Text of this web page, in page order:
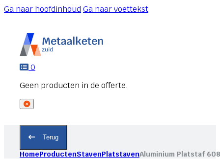
Ga naar hoofdinhoudGa naar voettekst
0
Terug
HomeProductenStavenPlatstavenAluminium Platstaf